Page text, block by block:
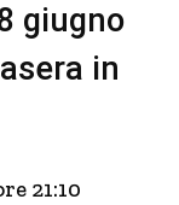
giugno
in
21:10